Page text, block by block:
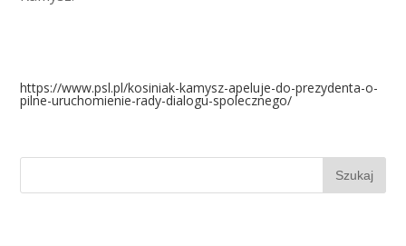
https://www.psl.pl/kosiniak-kamysz-apeluje-do-prezydenta-o-
pilne-uruchomienie-rady-dialogu-spolecznego/